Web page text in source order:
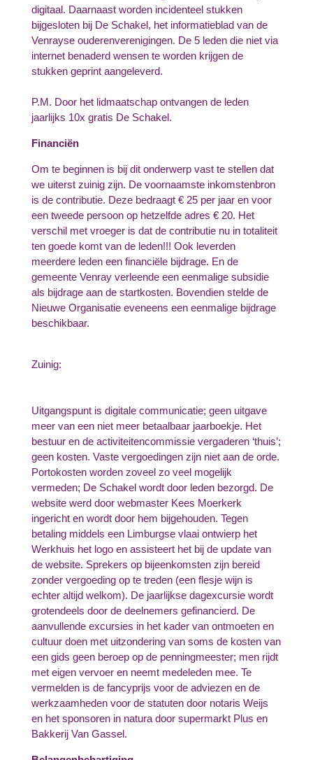
digitaal. Daarnaast worden incidenteel stukken
bijgesloten bij De Schakel, het informatieblad van de
Venrayse ouderenverenigingen. De 5 leden die niet via
internet benaderd wensen te worden krijgen de
stukken geprint aangeleverd.
P.M. Door het lidmaatschap ontvangen de leden
jaarlijks 10x gratis De Schakel.
Financiën
Om te beginnen is bij dit onderwerp vast te stellen dat
we uiterst zuinig zijn. De voornaamste inkomstenbron
is de contributie. Deze bedraagt € 25 per jaar en voor
een tweede persoon op hetzelfde adres € 20. Het
verschil met vroeger is dat de contributie nu in totaliteit
ten goede komt van de leden!!! Ook leverden
meerdere leden een financiële bijdrage. En de
gemeente Venray verleende een eenmalige subsidie
als bijdrage aan de startkosten. Bovendien stelde de
Nieuwe Organisatie eveneens een eenmalige bijdrage
beschikbaar.
Zuinig:
Uitgangspunt is digitale communicatie; geen uitgave
meer van een niet meer betaalbaar jaarboekje. Het
bestuur en de activiteitencommissie vergaderen ‘thuis’;
geen kosten. Vaste vergoedingen zijn niet aan de orde.
Portokosten worden zoveel zo veel mogelijk
vermeden; De Schakel wordt door leden bezorgd. De
website werd door webmaster Kees Moerkerk
ingericht en wordt door hem bijgehouden. Tegen
betaling middels een Limburgse vlaai ontwierp het
Werkhuis het logo en assisteert het bij de update van
de website. Sprekers op bijeenkomsten zijn bereid
zonder vergoeding op te treden (een flesje wijn is
echter altijd welkom). De jaarlijkse dagexcursie wordt
grotendeels door de deelnemers gefinancierd. De
aanvullende excursies in het kader van ontmoeten en
cultuur doen met uitzondering van soms de kosten van
een gids geen beroep op de penningmeester; men rijdt
met eigen vervoer en neemt medeleden mee. Te
vermelden is de fancyprijs voor de adviezen en de
werkzaamheden voor de statuten door notaris Weijs
en het sponsoren in natura door supermarkt Plus en
Bakkerij Van Gassel.